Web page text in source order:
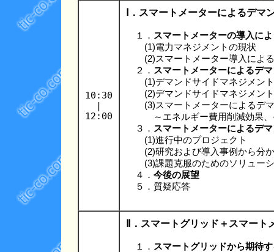
10:30
|
12:00
Ⅰ．スマートメーターによるデ
１． スマートメーターの導入に
(1)電力マネジメントの現状
(2)スマートメーター導入による
２． スマートメーターによるデ
(1)デマンドサイドマネジメン
(2)デマンドサイドマネジメント
(3)スマートメーターによるデマ
～エネルギー費用削減効果、
３． スマートメーターによるデ
(1)進行中のプロジェクト
(2)研究および導入事例から分か
(3)課題克服のためのソリュー
４． 今後の展望
５．質疑応答
Ⅱ．スマートグリッド＋スマー
１． スマートグリッドから期待